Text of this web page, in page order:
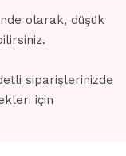
olarak, düşük
siparişlerinizde
için